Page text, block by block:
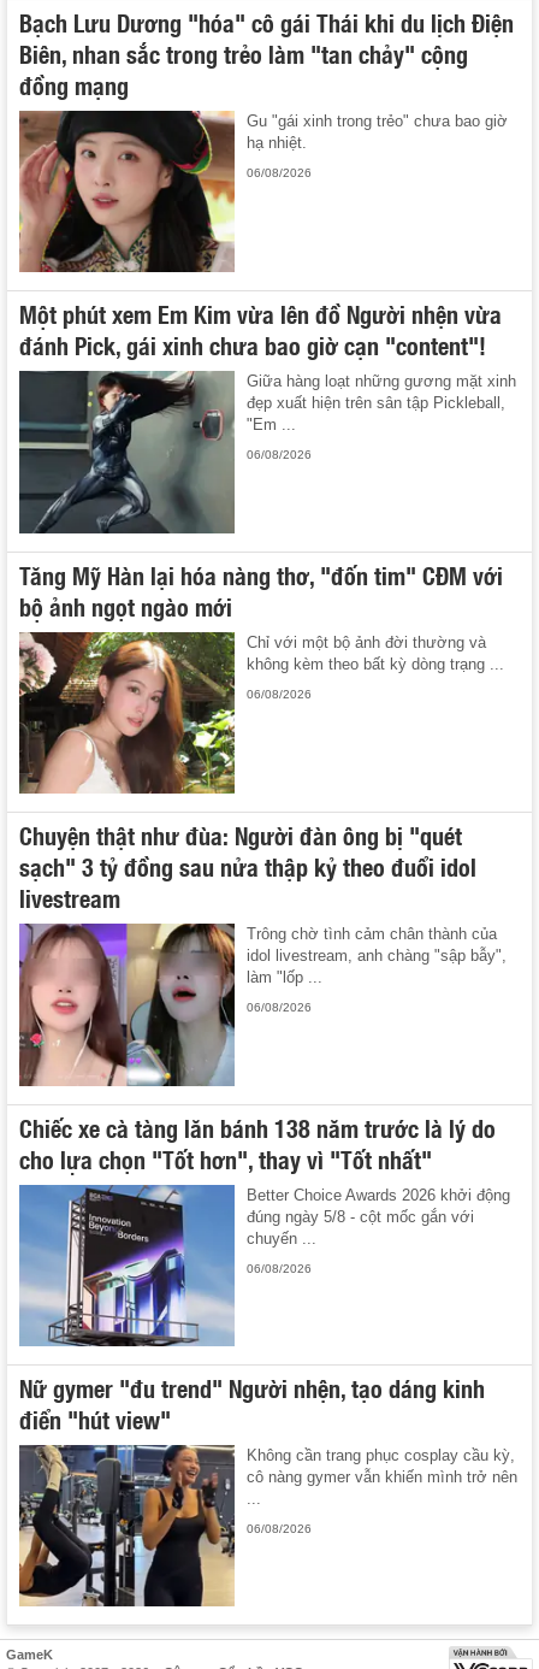
Bạch Lưu Dương "hóa" cô gái Thái khi du lịch Điện
Biên, nhan sắc trong trẻo làm "tan chảy" cộng
đồng mạng
Gu "gái xinh trong trẻo" chưa bao giờ
hạ nhiệt.
06/08/2026
Một phút xem Em Kim vừa lên đồ Người nhện vừa
đánh Pick, gái xinh chưa bao giờ cạn "content"!
Giữa hàng loạt những gương mặt xinh
đẹp xuất hiện trên sân tập Pickleball,
"Em ...
06/08/2026
Tăng Mỹ Hàn lại hóa nàng thơ, "đốn tim" CĐM với
bộ ảnh ngọt ngào mới
Chỉ với một bộ ảnh đời thường và
không kèm theo bất kỳ dòng trạng ...
06/08/2026
Chuyện thật như đùa: Người đàn ông bị "quét
sạch" 3 tỷ đồng sau nửa thập kỷ theo đuổi idol
livestream
Trông chờ tình cảm chân thành của
idol livestream, anh chàng "sập bẫy",
làm "lốp ...
06/08/2026
Chiếc xe cà tàng lăn bánh 138 năm trước là lý do
cho lựa chọn "Tốt hơn", thay vì "Tốt nhất"
Better Choice Awards 2026 khởi động
đúng ngày 5/8 - cột mốc gắn với
chuyến ...
06/08/2026
Nữ gymer "đu trend" Người nhện, tạo dáng kinh
điển "hút view"
Không cần trang phục cosplay cầu kỳ,
cô nàng gymer vẫn khiến mình trở nên
...
06/08/2026
GameK